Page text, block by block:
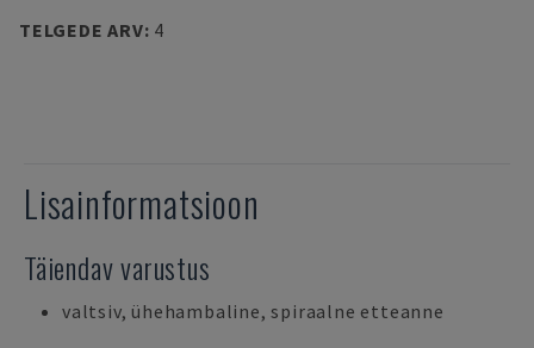
TELGEDE ARV: 4
Lisainformatsioon
Täiendav varustus
valtsiv, ühehambaline, spiraalne etteanne